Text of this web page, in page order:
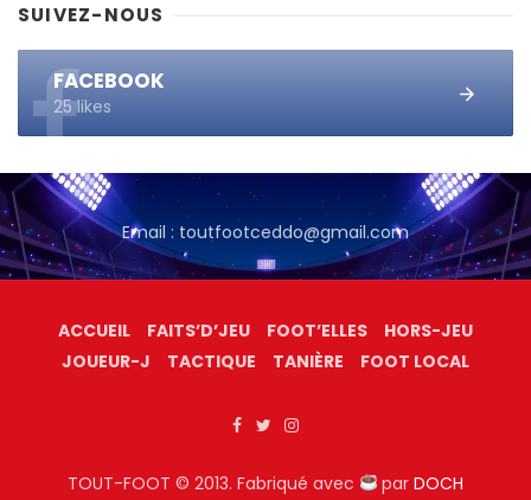
SUIVEZ-NOUS
FACEBOOK
25 likes
Email : toutfootceddo@gmail.com
ACCUEIL FAITS’D’JEU FOOT’ELLES
HORS-JEU
JOUEUR-J
TACTIQUE TANIÈRE FOOT LOCAL
TOUT-FOOT © 2013. Fabriqué avec parDOCH